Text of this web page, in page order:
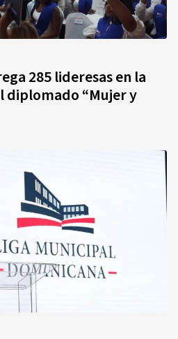
285 lideresas en la
diplomado “Mujer y